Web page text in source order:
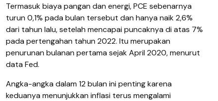
Termasuk biaya pangan dan energi, PCE sebenarnya
turun 0,1% pada bulan tersebut dan hanya naik 2,6%
dari tahun lalu, setelah mencapai puncaknya di atas 7%
pada pertengahan tahun 2022. Itu merupakan
penurunan bulanan pertama sejak April 2020, menurut
data Fed.
Angka-angka dalam 12 bulan ini penting karena
keduanya menunjukkan inflasi terus mengalami